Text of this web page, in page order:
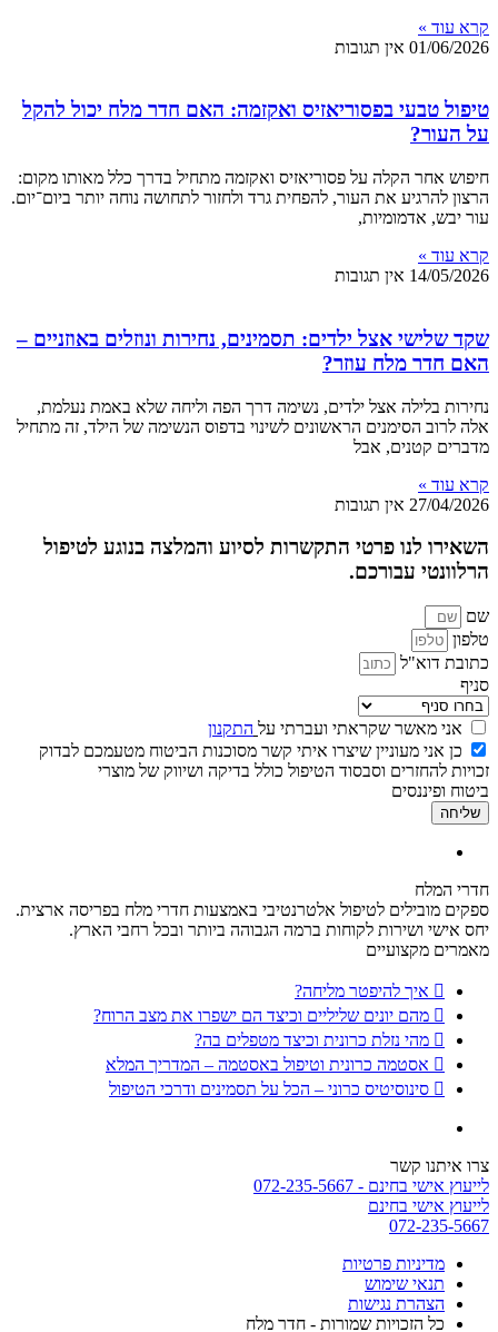
קרא עוד »
01/06/2026 אין תגובות
טיפול טבעי בפסוריאזיס ואקזמה: האם חדר מלח יכול להקל
על העור?
חיפוש אחר הקלה על פסוריאזיס ואקזמה מתחיל בדרך כלל מאותו מקום:
הרצון להרגיע את העור, להפחית גרד ולחזור לתחושה נוחה יותר ביום־יום.
עור יבש, אדמומיות,
קרא עוד »
14/05/2026 אין תגובות
שקד שלישי אצל ילדים: תסמינים, נחירות ונוזלים באוזניים –
האם חדר מלח עוזר?
נחירות בלילה אצל ילדים, נשימה דרך הפה וליחה שלא באמת נעלמת,
אלה לרוב הסימנים הראשונים לשינוי בדפוס הנשימה של הילד, זה מתחיל
מדברים קטנים, אבל
קרא עוד »
27/04/2026 אין תגובות
השאירו לנו פרטי התקשרות לסיוע והמלצה בנוגע לטיפול
הרלוונטי עבורכם.
שם
טלפון
כתובת דוא"ל
סניף
אני מאשר שקראתי ועברתי על התקנון
כן אני מעוניין שיצרו איתי קשר מסוכנות הביטוח מטעמכם לבדוק
זכויות להחזרים וסבסוד הטיפול כולל בדיקה ושיווק של מוצרי
ביטוח ופיננסים
שליחה
חדרי המלח
ספקים מובילים לטיפול אלטרנטיבי באמצעות חדרי מלח בפריסה ארצית.
יחס אישי ושירות לקוחות ברמה הגבוהה ביותר ובכל רחבי הארץ.
מאמרים מקצועיים
איך להיפטר מליחה?
מהם יונים שליליים וכיצד הם ישפרו את מצב הרוח?
מהי נזלת כרונית וכיצד מטפלים בה?
אסטמה כרונית וטיפול באסטמה – המדריך המלא
סינוסיטיס כרוני – הכל על תסמינים ודרכי הטיפול
צרו איתנו קשר
לייעוץ אישי בחינם - 072-235-5667
לייעוץ אישי בחינם
072-235-5667
מדיניות פרטיות
תנאי שימוש
הצהרת נגישות
כל הזכויות שמורות - חדר מלח